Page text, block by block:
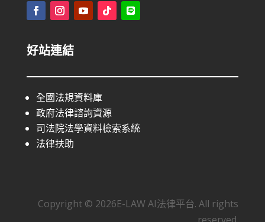
好站連結
全國法規資料庫
政府法律諮詢資源
司法院法學資料檢索系統
法律扶助
Copyright © 2026E-LAW AI法律平台. All rights